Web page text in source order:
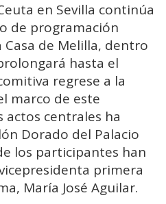
en Sevilla continúa
de programación
de Melilla, dentro
hasta el
regrese a la
marco de este
actos centrales ha
Dorado del Palacio
los participantes han
primera
María José Aguilar.